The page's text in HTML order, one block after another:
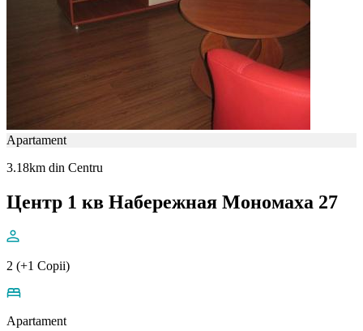
Apartament
3.18km din Centru
Центр 1 кв Набережная Мономаха 27
2 (+1 Copii)
Apartament